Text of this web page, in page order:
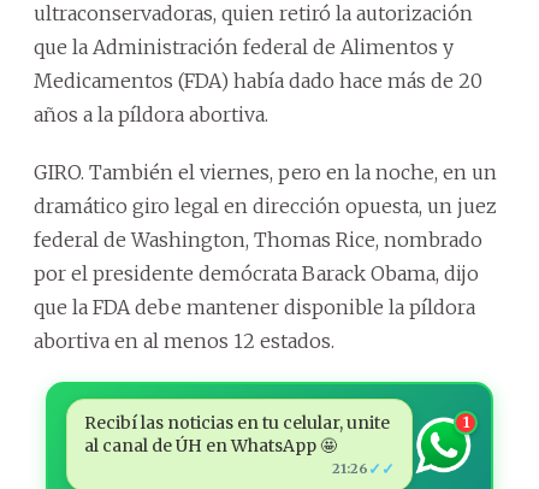
ultraconservadoras, quien retiró la autorización
que la Administración federal de Alimentos y
Medicamentos (FDA) había dado hace más de 20
años a la píldora abortiva.
GIRO. También el viernes, pero en la noche, en un
dramático giro legal en dirección opuesta, un juez
federal de Washington, Thomas Rice, nombrado
por el presidente demócrata Barack Obama, dijo
que la FDA debe mantener disponible la píldora
abortiva en al menos 12 estados.
Recibí las noticias en tu celular, unite
al canal de ÚH en WhatsApp 🤩
21:26 ✓✓
1